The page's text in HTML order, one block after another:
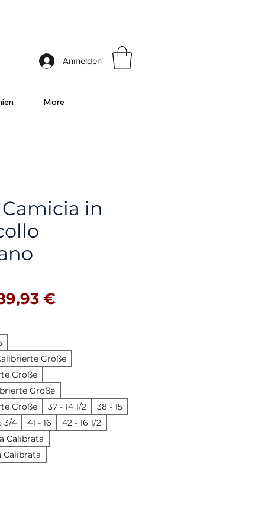
More
Anmelden
in
€Sale-Preis
Größe
Größe
Größe
Größe
37 - 14 1/2
38 - 15
3/4 41 - 16
42 - 16 1/2
Calibrata
Calibrata